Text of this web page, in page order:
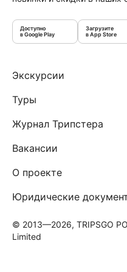
Доступно
в Google Play
Загрузите
в App Store
Экскурсии
Туры
Журнал Трипстера
Вакансии
О проекте
Юридические
© 2013—2026, TRIPSGO
Limited